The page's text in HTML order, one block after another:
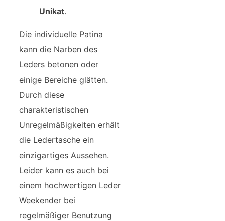
Unikat.
Die individuelle Patina
kann die Narben des
Leders betonen oder
einige Bereiche glätten.
Durch diese
charakteristischen
Unregelmäßigkeiten erhält
die Ledertasche ein
einzigartiges Aussehen.
Leider kann es auch bei
einem hochwertigen Leder
Weekender bei
regelmäßiger Benutzung